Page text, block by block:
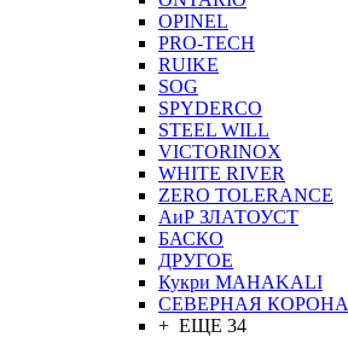
OPINEL
PRO-TECH
RUIKE
SOG
SPYDERCO
STEEL WILL
VICTORINOX
WHITE RIVER
ZERO TOLERANCE
АиР ЗЛАТОУСТ
БАСКО
ДРУГОЕ
Кукри MAHAKALI
СЕВЕРНАЯ КОРОНА
+ ЕЩЕ 34